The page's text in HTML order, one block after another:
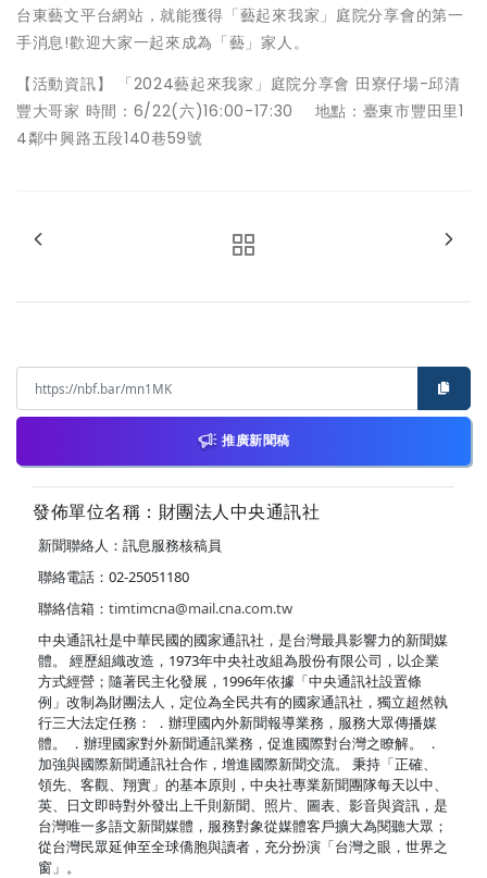
台東藝文平台網站，就能獲得「藝起來我家」庭院分享會的第一
手消息!歡迎大家一起來成為「藝」家人。
【活動資訊】 「2024藝起來我家」庭院分享會 田寮仔場-邱清
豐大哥家 時間：6/22(六)16:00-17:30 地點：臺東市豐田里1
4鄰中興路五段140巷59號
推廣新聞稿
發佈單位名稱：財團法人中央通訊社
新聞聯絡人：訊息服務核稿員
聯絡電話：02-25051180
聯絡信箱： timtimcna@mail.cna.com.tw
中央通訊社是中華民國的國家通訊社，是台灣最具影響力的新聞媒
體。 經歷組織改造，1973年中央社改組為股份有限公司，以企業
方式經營；隨著民主化發展，1996年依據「中央通訊社設置條
例」改制為財團法人，定位為全民共有的國家通訊社，獨立超然執
行三大法定任務： ．辦理國內外新聞報導業務，服務大眾傳播媒
體。 ．辦理國家對外新聞通訊業務，促進國際對台灣之瞭解。 ．
加強與國際新聞通訊社合作，增進國際新聞交流。 秉持「正確、
領先、客觀、翔實」的基本原則，中央社專業新聞團隊每天以中、
英、日文即時對外發出上千則新聞、照片、圖表、影音與資訊，是
台灣唯一多語文新聞媒體，服務對象從媒體客戶擴大為閱聽大眾；
從台灣民眾延伸至全球僑胞與讀者，充分扮演「台灣之眼，世界之
窗」。